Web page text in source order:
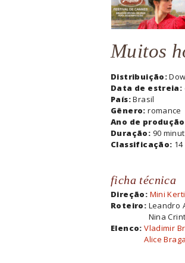
Muitos
Distribuição:
Data de estreia:
País:Brasil
Gênero:romance
Ano de
Duração: 90
Classificação:
ficha técnica
Direção: Mini Kerti
Roteiro: Leandro
Nina
Elenco:Vladimir
Alice Braga